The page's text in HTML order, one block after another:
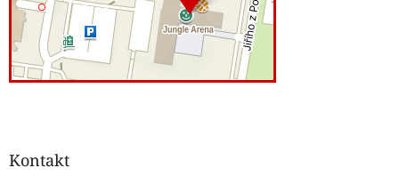
Kontakt